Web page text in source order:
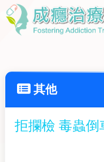
其他
拒攔檢 毒蟲倒